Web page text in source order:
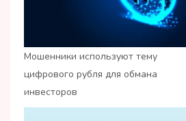
Мошенники используют тему
цифрового рубля для обмана
инвесторов